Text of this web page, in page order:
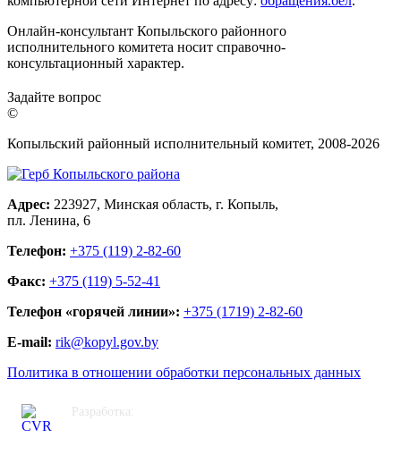
Онлайн-консультант Копыльского районного
исполнительного комитета носит справочно-
консультационный характер.
Задайте вопрос
©
Копыльский районный исполнительный комитет, 2008-2026
Адрес: 223927, Минская область, г. Копыль,
пл. Ленина, 6
Телефон: +375 (119) 2-82-60
Факс: +375 (119) 5-52-41
Телефон «горячей линии»: +375 (1719) 2-82-60
E-mail: rik@kopyl.gov.by
Политика в отношении обработки персональных данных
Разработка: